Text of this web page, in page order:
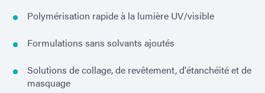
Polymérisation rapide à la lumière UV/visible
Formulations sans solvants ajoutés
Solutions de collage, de revêtement, d'étanchéité et de
masquage